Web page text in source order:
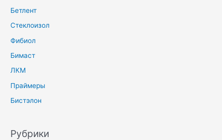
Бетлент
Стеклоизол
Фибиол
Бимаст
ЛКМ
Праймеры
Бистэлон
Рубрики